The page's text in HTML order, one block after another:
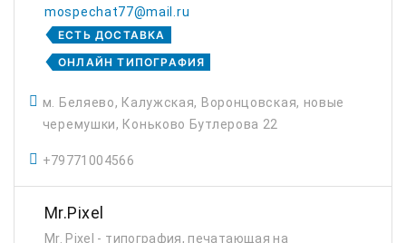
плакаты, афиши, вывески. Печать на
самоклеящейся пленке - наклейки, этикетки,
витражи, пленка д...
mospechat77@mail.ru
ЕСТЬ ДОСТАВКА
ОНЛАЙН ТИПОГРАФИЯ
м. Беляево, Калужская, Воронцовская, новые
черемушки, Коньково Бутлерова 22
+79771004566
Mr.Pixel
Mr. Pixel - типография, печатающая на